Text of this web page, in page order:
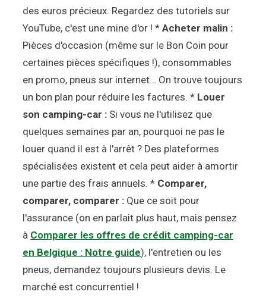
des euros précieux. Regardez des tutoriels sur
YouTube, c'est une mine d'or ! * Acheter malin :
Pièces d'occasion (même sur le Bon Coin pour
certaines pièces spécifiques !), consommables
en promo, pneus sur internet… On trouve toujours
un bon plan pour réduire les factures. * Louer
son camping-car : Si vous ne l'utilisez que
quelques semaines par an, pourquoi ne pas le
louer quand il est à l'arrêt ? Des plateformes
spécialisées existent et cela peut aider à amortir
une partie des frais annuels. * Comparer,
comparer, comparer : Que ce soit pour
l'assurance (on en parlait plus haut, mais pensez
à Comparer les offres de crédit camping-car
en Belgique : Notre guide), l'entretien ou les
pneus, demandez toujours plusieurs devis. Le
marché est concurrentiel !